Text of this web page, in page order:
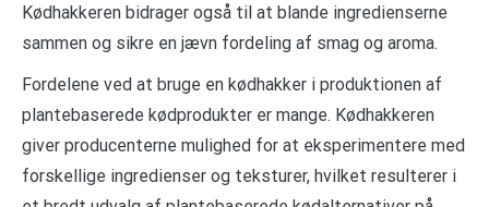
Kødhakkeren bidrager også til at blande ingredienserne
sammen og sikre en jævn fordeling af smag og aroma.
Fordelene ved at bruge en kødhakker i produktionen af
plantebaserede kødprodukter er mange. Kødhakkeren
giver producenterne mulighed for at eksperimentere med
forskellige ingredienser og teksturer, hvilket resulterer i